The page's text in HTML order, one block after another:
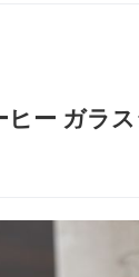
ヒー ガラ